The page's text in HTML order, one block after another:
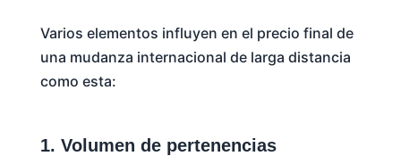
Varios elementos influyen en el precio final de
una mudanza internacional de larga distancia
como esta:
1. Volumen de pertenencias